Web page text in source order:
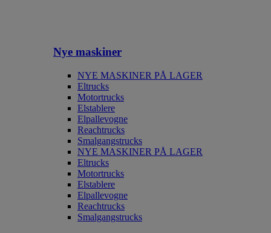
Nye maskiner
NYE MASKINER PÅ LAGER
Eltrucks
Motortrucks
Elstablere
Elpallevogne
Reachtrucks
Smalgangstrucks
NYE MASKINER PÅ LAGER
Eltrucks
Motortrucks
Elstablere
Elpallevogne
Reachtrucks
Smalgangstrucks